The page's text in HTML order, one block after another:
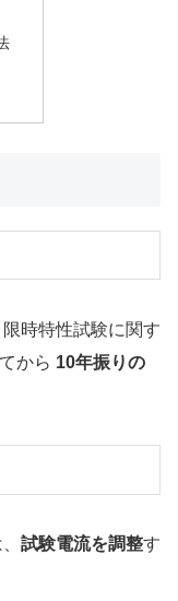
時特性試験に関す
から 10年振りの
試験電流を調整す